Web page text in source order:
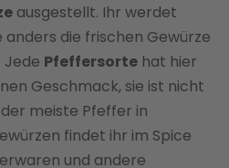
ausgestellt. Ihr werdet
die frischen Gewürze
Jede Pfeffersorte hat hier
Geschmack, sie ist nicht
meiste Pfeffer in
findet ihr im Spice
und andere